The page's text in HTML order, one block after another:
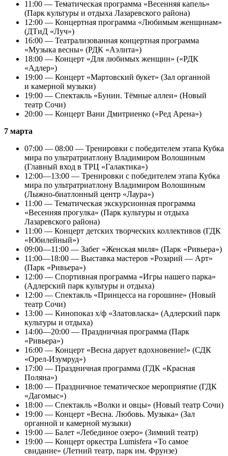
11:00 — Тематическая программа «Весенняя капель»
(Парк культуры и отдыха Лазаревского района)
12:00 — Концертная программа «Любимым женщинам»
(ДТиД «Луч»)
16:00 — Театрализованная концертная программа
«Музыка весны» (РДК «Аэлита»)
18:00 — Концерт «Для любимых женщин» («РДК
«Адлер»)
19:00 — Концерт «Мартовский букет» (Зал органной
и камерной музыки)
19:00 — Спектакль «Бунин. Тёмные аллеи» (Новый
театр Сочи)
20:00 — Концерт Вани Дмитриенко («Ред Арена»)
7 марта
07:00 — 08:00 — Тренировки с победителем этапа Кубка
мира по ультратриатлону Владимиром Волошиным
(Главный вход в ТРЦ «Галактика»)
12:00—13:00 — Тренировки с победителем этапа Кубка
мира по ультратриатлону Владимиром Волошиным
(Лыжно-биатлонный центр «Лаура»)
11:00 — Тематическая экскурсионная программа
«Весенняя прогулка» (Парк культуры и отдыха
Лазаревского района)
11:00 — Концерт детских творческих коллективов (ГДК
«Юбилейный»)
09:00—11:00 — Забег «Женская миля» (Парк «Ривьера»)
11:00—18:00 — Выставка мастеров «Розарий — Арт»
(Парк «Ривьера»)
12:00 — Спортивная программа «Игры нашего парка»
(Адлерский парк культуры и отдыха)
12:00 — Спектакль «Принцесса на горошине» (Новый
театр Сочи)
13:00 — Кинопоказ х/ф «Златовласка» (Адлерский парк
культуры и отдыха)
14:00—20:00 — Праздничная программа (Парк
«Ривьера»)
16:00 — Концерт «Весна дарует вдохновение!» (СДК
«Орел-Изумруд»)
17:00 — Праздничная программа (ГДК «Красная
Поляна»)
18:00 — Праздничное тематическое мероприятие (ГДК
«Дагомыс»)
18:00 — Спектакль «Волки и овцы» (Новый театр Сочи)
19:00 — Концерт «Весна. Любовь. Музыка» (Зал
органной и камерной музыки)
19:00 — Балет «Лебединое озеро» (Зимний театр)
19:00 — Концерт оркестра Lumisfera «То самое
свидание» (Летний театр, парк им. Фрунзе)